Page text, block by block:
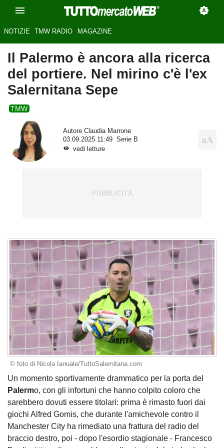
NOTIZIE TMW RADIO MAGAZINE
Il Palermo è ancora alla ricerca
del portiere. Nel mirino c'è l'ex
Salernitana Sepe
TMW
Autore Claudia Marrone
03.09.2025 11:49
Serie B
vedi letture
© foto di Nicola Ianuale/TuttoSalernitana.com
Un momento sportivamente drammatico per la porta del
Palermo, con gli infortuni che hanno colpito coloro che
sarebbero dovuti essere titolari: prima è rimasto fuori dai
giochi Alfred Gomis, che durante l'amichevole contro il
Manchester City ha rimediato una frattura del radio del
braccio destro, poi - dopo l'esordio stagionale - Francesco